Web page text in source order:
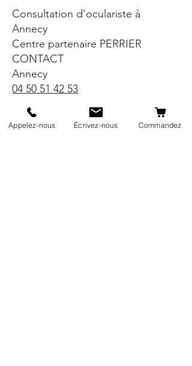
Consultation d’oculariste à
Annecy
Centre partenaire PERRIER
CONTACT
Annecy
04 50 51 42 53
Appelez-nous Écrivez-nous Commandez